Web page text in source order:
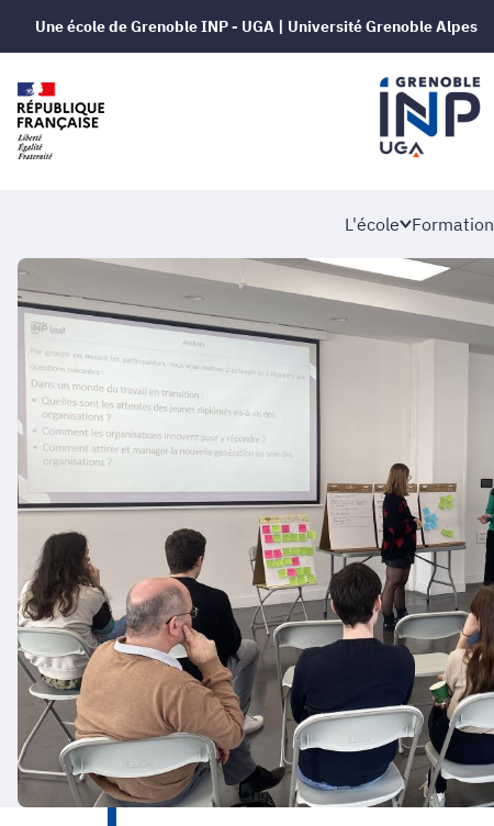
Une école de Grenoble INP - UGA | Université Grenoble Alpes
L'école Formation